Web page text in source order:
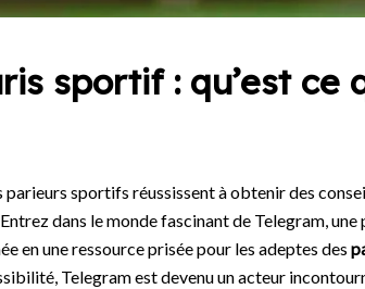
sportif : qu’est ce
sportifs réussissent à obtenir des
dans le monde fascinant de Telegram,
en une ressource prisée pour les adeptes des
Telegram est devenu un acteur